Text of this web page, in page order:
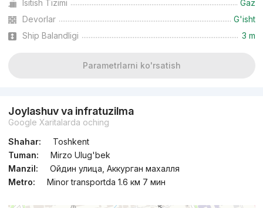
Isitish Tizimi
Gaz
Devorlar
G'isht
Ship Balandligi
3 m
Parametrlarni ko'rsatish
Joylashuv va infratuzilma
Google Xaritalarda oching
Shahar:
Toshkent
Tuman:
Mirzo Ulug'bek
Manzil:
Ойдин улица, Аккурган махалля
Metro:
Minor transportda 1.6 км 7 мин